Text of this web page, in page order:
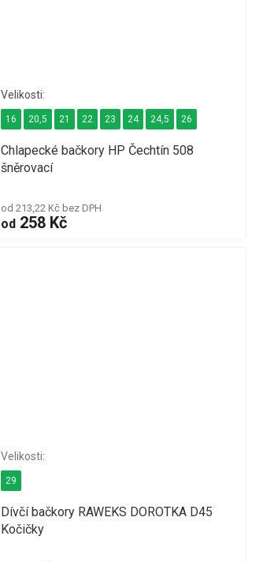
Chlapecké bačkory HP Čechtín 508
šněrovací
od 213,22 Kč bez DPH
od258 Kč
16 20,5 21 22 23 24 24,5 26
Dívčí bačkory RAWEKS DOROTKA D45
Kočičky
29